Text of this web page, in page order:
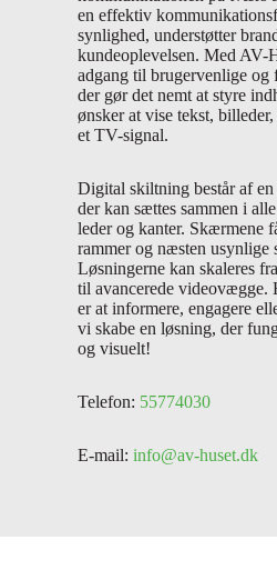
en effektiv
synlighed, understøtter
kundeoplevelsen. Med AV-
adgang til brugervenlige og
der gør det nemt at styre
ønsker at vise tekst,
et TV-signal.
Digital skiltning består af
der kan sættes sammen i
leder og kanter. Skærmene
rammer og næsten usynlige
Løsningerne kan skaleres
til avancerede videovægge.
er at informere, engagere
vi skabe en løsning, der
og visuelt!
Telefon: 55774030
E-mail: info@av-huset.dk